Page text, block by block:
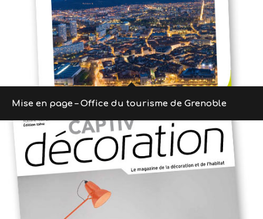
Mise en page – Office du tourisme de Grenoble